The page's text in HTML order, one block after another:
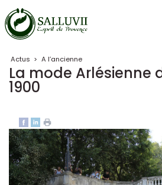
Panneau de gestion des cookies
Actus > A l’ancienne
La mode Arlésienne
1900